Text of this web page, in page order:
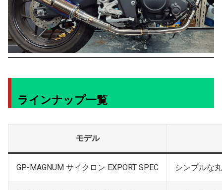
ラインナップ一覧
モデル
GP-MAGNUM サイクロン EXPORT SPEC シンプルな